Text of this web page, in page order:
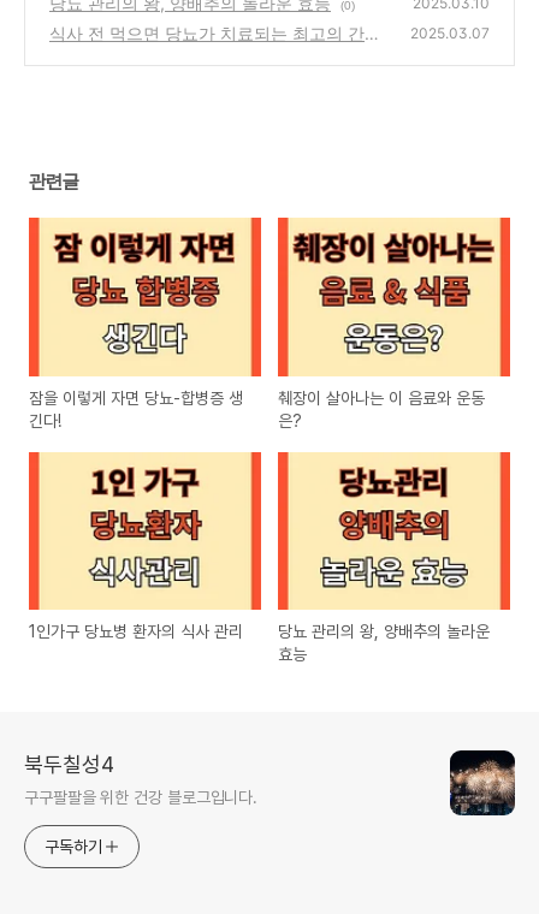
(0)
식사 전 먹으면 당뇨가 치료되는 최고의 간식 2025.03.07
관련글
잠을 이렇게 자면 당뇨-합병증 생
긴다!
췌장이 살아나는 이 음료와 운동
은?
1인가구 당뇨병 환자의 식사 관리
당뇨 관리의 왕, 양배추의 놀라운
효능
북두칠성4
구구팔팔을 위한 건강 블로그입니다.
구독하기